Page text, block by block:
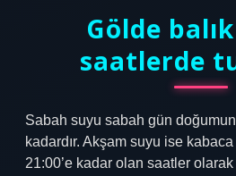
Gölde
saatlerde
Sabah suyu sabah gün
kadardır. Akşam suyu ise
21:00’e kadar olan saatler